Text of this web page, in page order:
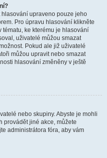
upraveno pouze jeho
Pro úpravu hlasování klikněte
ke kterému je hlasování
uživatelé můžou smazat
Pokud ale již uživatelé
můžou upravit nebo smazat
hlasování změněny v ještě
nebo skupiny. Abyste je mohli
provádět jiné akce, můžete
administrátora fóra, aby vám